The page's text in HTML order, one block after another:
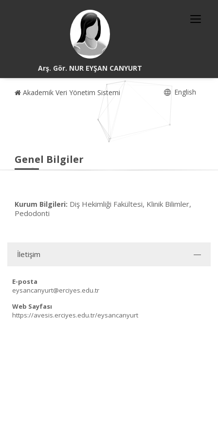
Arş. Gör. NUR EYŞAN CANYURT
Akademik Veri Yönetim Sistemi English
Genel Bilgiler
Kurum Bilgileri: Diş Hekimliği Fakültesi, Klinik Bilimler,
Pedodonti
İletişim
E-posta
eysancanyurt@erciyes.edu.tr
Web Sayfası
https://avesis.erciyes.edu.tr/eysancanyurt